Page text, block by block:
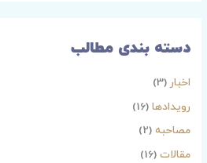
دسته بندی مطالب
اخبار (3)
رویدادها (16)
مصاحبه (2)
مقالات (16)